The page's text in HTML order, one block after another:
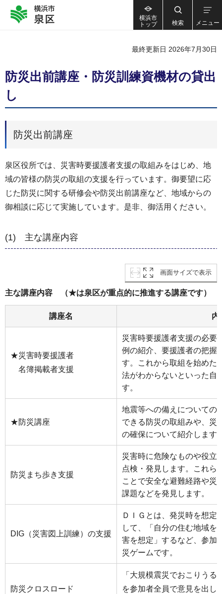
横浜市
トップ
検索 メニュー
最終更新日 2026年7月30日
防災出前講座・防災訓練資機材の貸出
し
防災出前講座
泉区役所では、災害時要援護者支援の取組みをはじめ、地
域の皆様の防災の取組の支援を行っています。御要望に応
じた防災に関する研修会や防災出前講座など、地域からの
御相談に応じて実施しています。是非、御活用ください。
(1) 主な講座内容
画面サイズで表示
主な講座内容 （★は泉区が重点的に推進する講座です）
講座名 内
★災害時要援護者
名簿掲載者支援
災害時要援護者支援の必要
例の紹介、要援護者の把握
す。これから取組を始めた
法がわからないといった自
す。
★防災講座
地震等への備えについての
できる防災の取組みや、災
の確保について紹介します
防災まち歩き支援
災害時に危険なものや役立
点検・発見します。これら
ことで安全な避難経路や災
課題などを発見します。
DIG（災害図上訓練）の支援
ＤＩＧとは、発災時を想定
して、「自分の住む地域を
害を想定」するなど、参加
災ゲームです。
防災クロスロード
「大規模震災でおこりう
を参加者全員で意見を出し